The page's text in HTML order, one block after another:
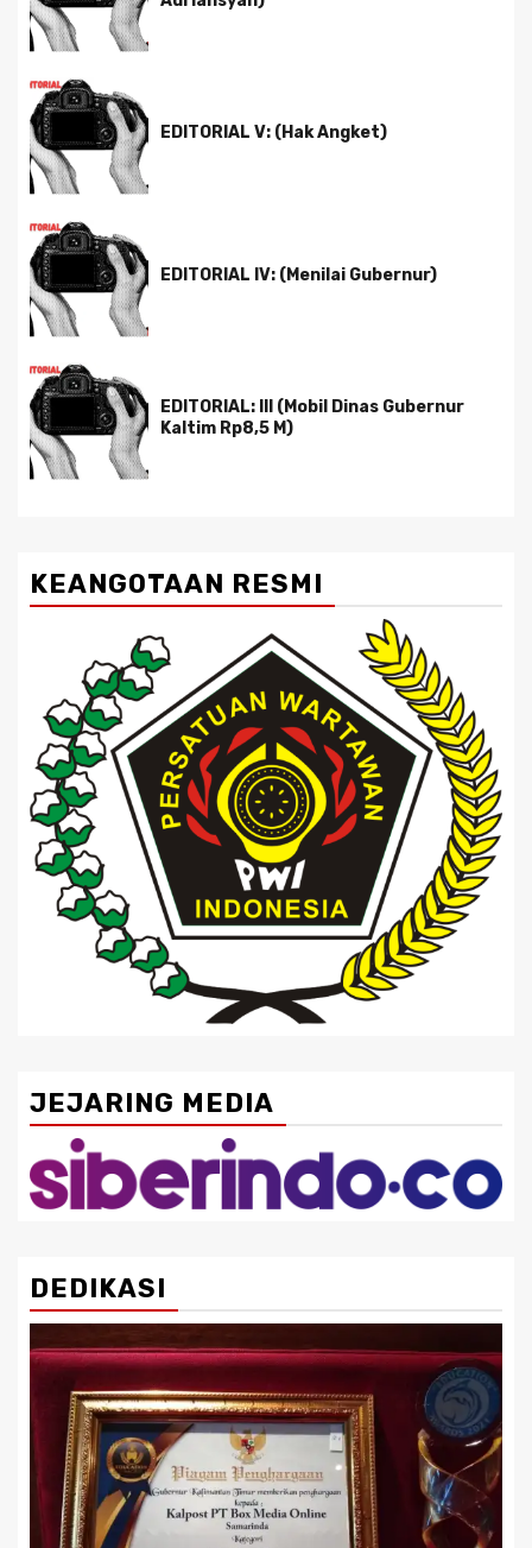
EDITORIAL V: (Hak Angket)
EDITORIAL IV: (Menilai Gubernur)
EDITORIAL: III (Mobil Dinas Gubernur
Kaltim Rp8,5 M)
KEANGOTAAN RESMI
JEJARING MEDIA
DEDIKASI